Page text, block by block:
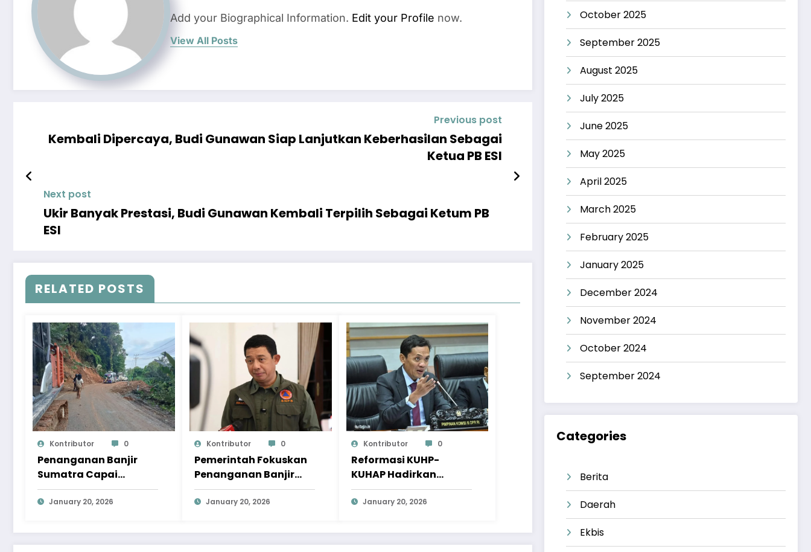
Add your Biographical Information. Edit your Profile now.
View All Posts
Previous post
Kembali Dipercaya, Budi Gunawan Siap Lanjutkan Keberhasilan Sebagai
Ketua PB ESI
Next post
Ukir Banyak Prestasi, Budi Gunawan Kembali Terpilih Sebagai Ketum PB
ESI
RELATED POSTS
Kontributor 0
Penanganan Banjir
Sumatra Capai
Progres Signifikan,
Pemulihan Terus
January 20, 2026
Kontributor 0
Pemerintah Fokuskan
Penanganan Banjir
Sumatra pada
Pemulihan
January 20, 2026
Kontributor 0
Reformasi KUHP-
KUHAP Hadirkan
Wajah Hukum yang
Lebih Berkeadilan
January 20, 2026
October 2025
September 2025
August 2025
July 2025
June 2025
May 2025
April 2025
March 2025
February 2025
January 2025
December 2024
November 2024
October 2024
September 2024
Categories
Berita
Daerah
Ekbis